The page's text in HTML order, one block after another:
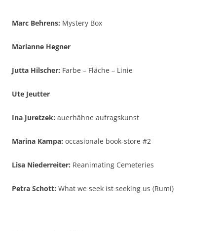
Marc Behrens: Mystery Box
Marianne Hegner
Jutta Hilscher: Farbe – Fläche – Linie
Ute Jeutter
Ina Juretzek: auerhähne aufragskunst
Marina Kampa: occasionale book-store #2
Lisa Niederreiter: Reanimating Cemeteries
Petra Schott: What we seek ist seeking us (Rumi)